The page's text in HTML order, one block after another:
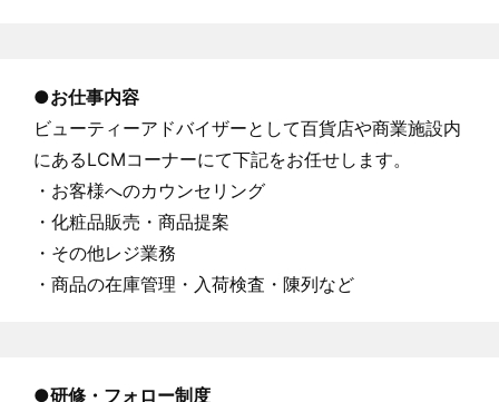
●お仕事内容
ビューティーアドバイザーとして百貨店や商業施設内
にあるLCMコーナーにて下記をお任せします。
・お客様へのカウンセリング
・化粧品販売・商品提案
・その他レジ業務
・商品の在庫管理・入荷検査・陳列など
●研修・フォロー制度